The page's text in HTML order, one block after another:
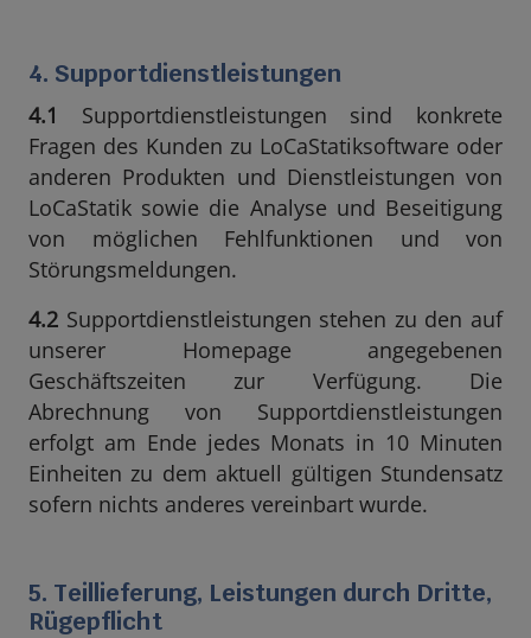
4. Supportdienstleistungen
4.1
Supportdienstleistungen sind konkrete
Fragen des Kunden zu LoCaStatiksoftware oder
anderen Produkten und Dienstleistungen von
LoCaStatik sowie die Analyse und Beseitigung
von möglichen Fehlfunktionen und von
Störungsmeldungen.
4.2 Supportdienstleistungen stehen zu den auf
unserer Homepage angegebenen
Geschäftszeiten zur Verfügung. Die
Abrechnung von Supportdienstleistungen
erfolgt am Ende jedes Monats in 10 Minuten
Einheiten zu dem aktuell gültigen Stundensatz
sofern nichts anderes vereinbart wurde.
5. Teillieferung, Leistungen durch Dritte,
Rügepflicht